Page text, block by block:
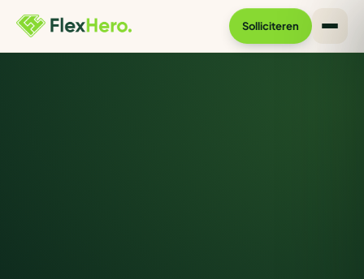
Solliciteren